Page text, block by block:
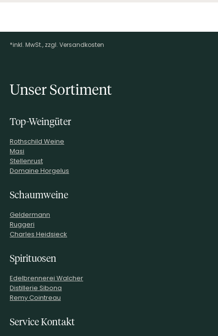
Footer-Menü
*inkl. MwSt., zzgl. Versandkosten
Unser Sortiment
Top-Weingüter
Rothschild Weine
Masi
Stellenrust
Domaine Horgelus
Schaumweine
Geldermann
Ruggeri
Charles Heidsieck
Spirituosen
Edelbrennerei Walcher
Distillerie Sibona
Remy Cointreau
Service Kontakt